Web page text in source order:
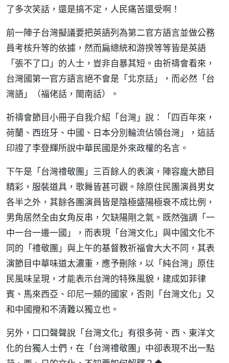
了多次笑話，還是搞不定，人民痛苦還受啊！
前一陣子台灣擬議要把英語列為第二官方語言並做公務
員考核升等的依據，然而扁總統和游揆等等皆是英語
「張不了口」的人士，豈非自暴其短。由祈禱會看來，
台灣國第一官方語言絕不會是「北京話」，而必然「台
灣語」（福佬話，閩南話）。
祈禱會節目小冊子自我介紹「台灣」說：「四百年來，
荷蘭、西班牙、中國、日本分別輪流佔領台灣」，這話
印證了李登輝所說中華民國是外來政權的名言。
下午是「台灣禮敬團」三百餘人的表演，陣容龐大節目
精彩，服裝道具，歌舞皆甚可觀。除原住民團演員男女
各半之外，其餘各團演員皆是陰極盛陽極衰不成比例，
男角居然全由女角反串，欠缺陽剛之氣。既然強調「一
中一台一邊一國」，而表現「台灣文化」與中國文化不
同的「禮敬團」與上午的基督教祈福會大大不同，其表
演節目中華味道太濃重，應予刪除，以「純台灣」原住
民風味呈現，才能表示台灣的特殊風貌，建成如菲律
賓、馬來西亞、印尼一類的國家，否則「台灣文化」又
和中國攪和不清難以獨立也。
另外，口口聲聲說「台灣文化」有很多荷、西、東洋文
化的台獨人士們，在「台灣禮敬團」中卻表現不出一點